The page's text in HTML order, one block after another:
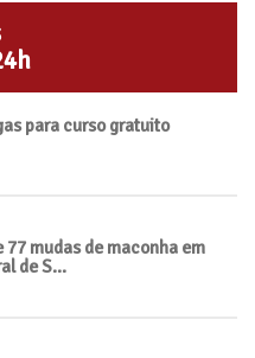
para curso gratuito
77 mudas de maconha em
de S...